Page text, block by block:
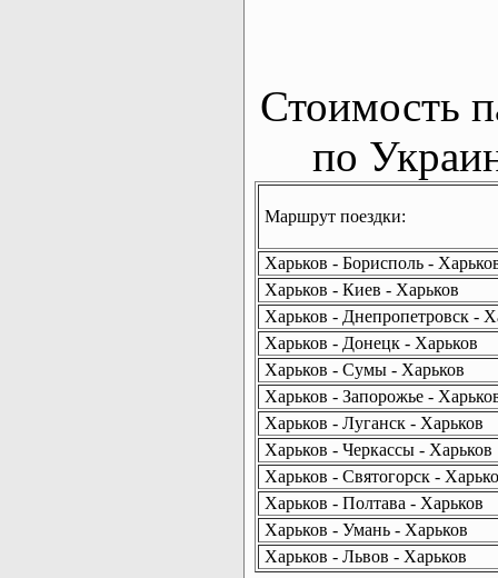
Стоимость
по
Маршрут поездки:
Харьков - Борисполь -
Харьков - Киев - Харьков
Харьков - Днепропетровск -
Харьков - Донецк - Харьков
Харьков - Сумы - Харьков
Харьков - Запорожье -
Харьков - Луганск - Харьков
Харьков - Черкассы - Харьков
Харьков - Святогорск -
Харьков - Полтава - Харьков
Харьков - Умань - Харьков
Харьков - Львов - Харьков